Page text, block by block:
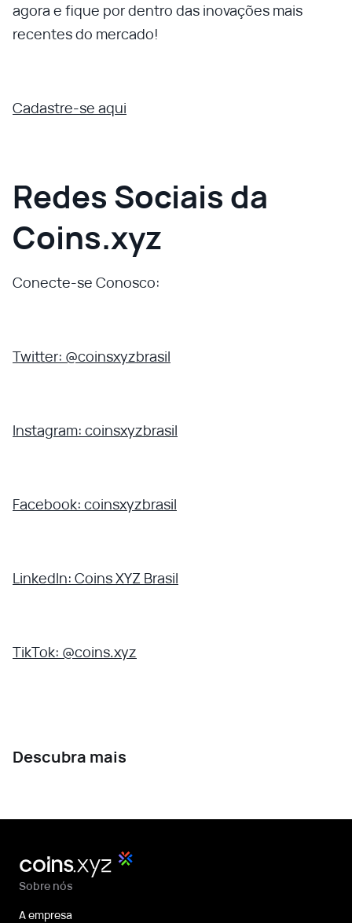
agora e fique por dentro das inovações mais
recentes do mercado!
Cadastre-se aqui
Redes Sociais da
Coins.xyz
Conecte-se Conosco:
Twitter: @coinsxyzbrasil
Instagram: coinsxyzbrasil
Facebook: coinsxyzbrasil
LinkedIn: Coins XYZ Brasil
TikTok: @coins.xyz
Descubra mais
Sobre nós
A empresa